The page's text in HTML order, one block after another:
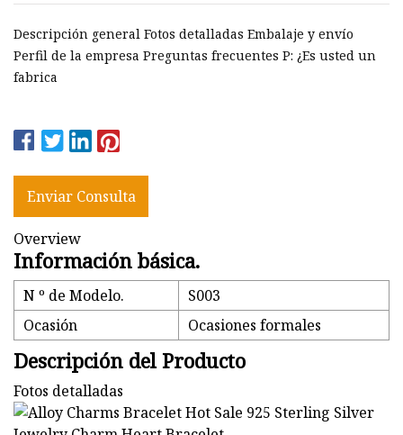
Descripción general Fotos detalladas Embalaje y envío
Perfil de la empresa Preguntas frecuentes P: ¿Es usted un
fabrica
Enviar Consulta
Overview
Información básica.
N º de Modelo.
S003
Ocasión
Ocasiones formales
Descripción del Producto
Fotos detalladas